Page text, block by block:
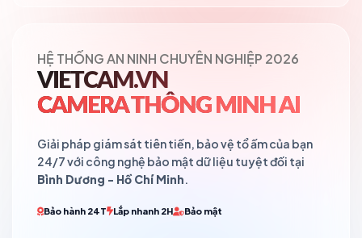
HỆ THỐNG AN NINH CHUYÊN NGHIỆP 2026
VIETCAM.VN
CAMERA THÔNG MINH AI
Giải pháp giám sát tiên tiến, bảo vệ tổ ấm của bạn
24/7 với công nghệ bảo mật dữ liệu tuyệt đối tại
Bình Dương - Hồ Chí Minh.
Bảo hành 24T Lắp nhanh 2H Bảo mật